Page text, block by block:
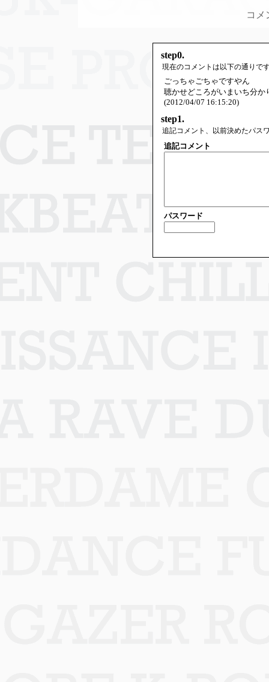
コメ
step0.
現在のコメントは以下の通りで
ごっちゃごちゃですやん
聴かせどころがいまいち分か
(2012/04/07 16:15:20)
step1.
追記コメント、以前決めたパス
追記コメント
パスワード